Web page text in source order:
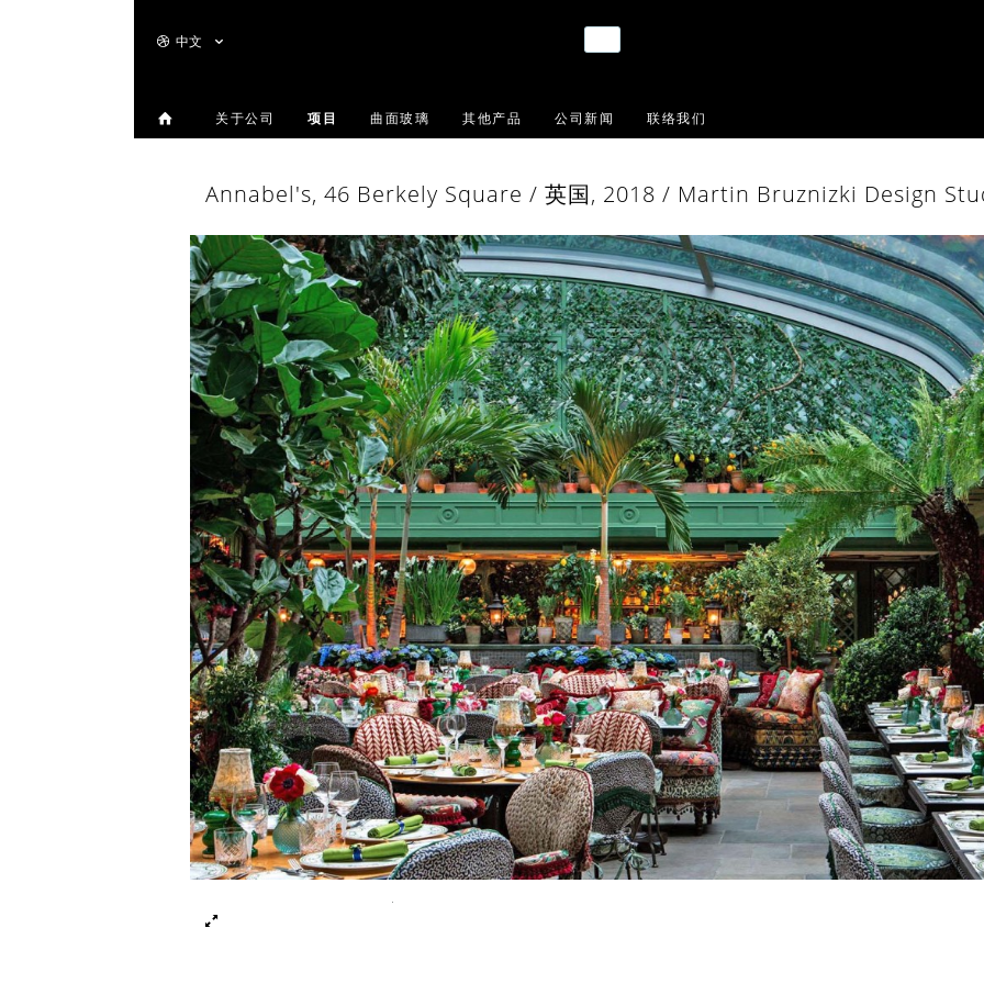
中文
关于公司 项目 曲面玻璃 其他产品 公司新闻 联络我们
Annabel's, 46 Berkely Square / 英国, 2018 / Martin Bruznizki Design